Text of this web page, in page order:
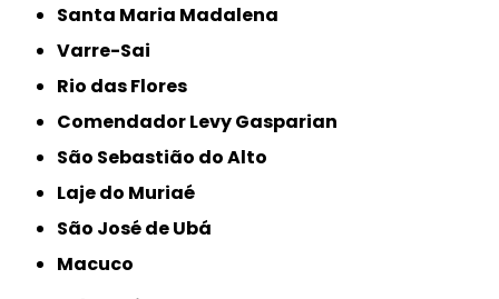
Santa Maria Madalena
Varre-Sai
Rio das Flores
Comendador Levy Gasparian
São Sebastião do Alto
Laje do Muriaé
São José de Ubá
Macuco